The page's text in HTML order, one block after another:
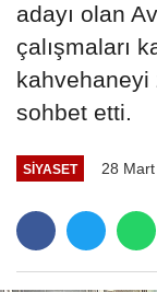
adayı olan
çalışmaları
sohbet etti.
SIYASET 28